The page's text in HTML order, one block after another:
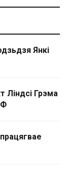
Янкі
Грэма